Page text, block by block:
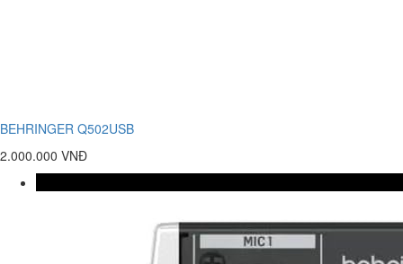
BEHRINGER Q502USB
2.000.000 VNĐ